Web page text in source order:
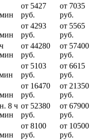
от 5427
руб.
от 7035
руб.
от 4293
руб.
от 5565
руб.
от 44280
руб.
от 57400
руб.
от 5103
руб.
от 6615
руб.
от 16470
руб.
от 21350
руб.
8 ч от 52380
руб.
от 67900
руб.
от 8100
руб.
от 10500
руб.